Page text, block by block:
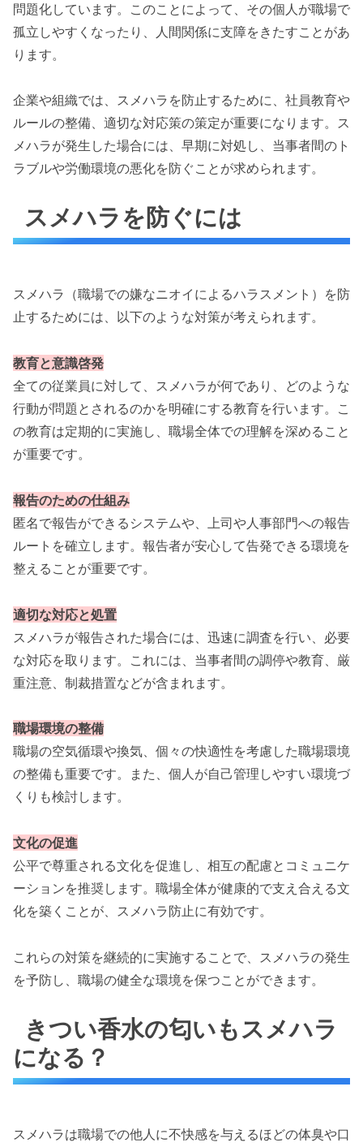
問題化しています。このことによって、その個人が職場で
孤立しやすくなったり、人間関係に支障をきたすことがあ
ります。
企業や組織では、スメハラを防止するために、社員教育や
ルールの整備、適切な対応策の策定が重要になります。ス
メハラが発生した場合には、早期に対処し、当事者間のト
ラブルや労働環境の悪化を防ぐことが求められます。
スメハラを防ぐには
スメハラ（職場での嫌なニオイによるハラスメント）を防
止するためには、以下のような対策が考えられます。
教育と意識啓発
全ての従業員に対して、スメハラが何であり、どのような
行動が問題とされるのかを明確にする教育を行います。こ
の教育は定期的に実施し、職場全体での理解を深めること
が重要です。
報告のための仕組み
匿名で報告ができるシステムや、上司や人事部門への報告
ルートを確立します。報告者が安心して告発できる環境を
整えることが重要です。
適切な対応と処置
スメハラが報告された場合には、迅速に調査を行い、必要
な対応を取ります。これには、当事者間の調停や教育、厳
重注意、制裁措置などが含まれます。
職場環境の整備
職場の空気循環や換気、個々の快適性を考慮した職場環境
の整備も重要です。また、個人が自己管理しやすい環境づ
くりも検討します。
文化の促進
公平で尊重される文化を促進し、相互の配慮とコミュニケ
ーションを推奨します。職場全体が健康的で支え合える文
化を築くことが、スメハラ防止に有効です。
これらの対策を継続的に実施することで、スメハラの発生
を予防し、職場の健全な環境を保つことができます。
きつい香水の匂いもスメハラ
になる？
スメハラは職場での他人に不快感を与えるほどの体臭や口